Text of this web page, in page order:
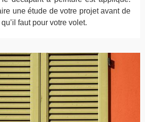
une étude de votre projet avant de
faut pour votre volet.